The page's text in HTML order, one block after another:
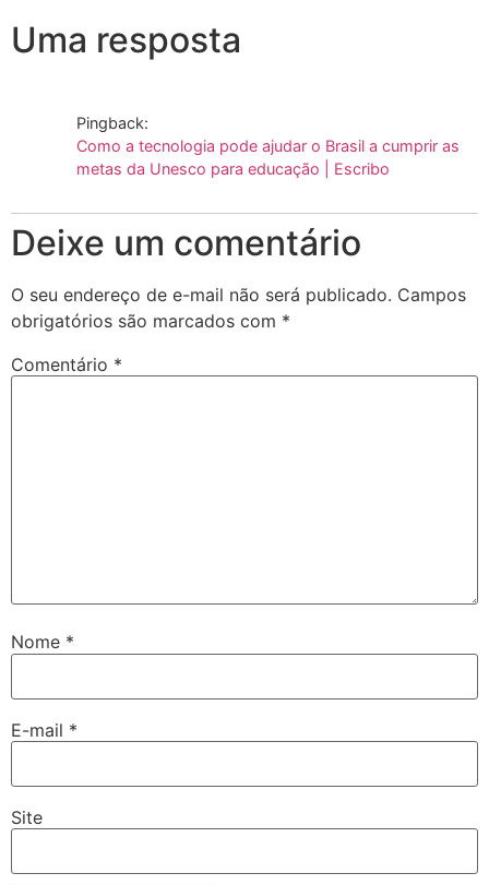
Uma resposta
Pingback:
Como a tecnologia pode ajudar o Brasil a cumprir as
metas da Unesco para educação | Escribo
Deixe um comentário
O seu endereço de e-mail não será publicado. Campos
obrigatórios são marcados com *
Comentário *
Nome *
E-mail *
Site